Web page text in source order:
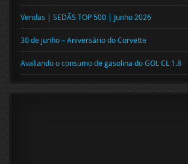
Vendas | SEDÃS TOP 500 | Junho 2026
30 de junho – Aniversário do Corvette
Avaliando o consumo de gasolina do GOL CL 1.8